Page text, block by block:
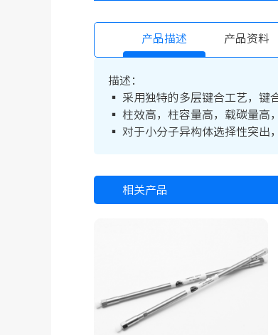
产品描述 产品资料
描述：
▪ 采用独特的多层键合工艺，键
▪ 柱效高，柱容量高，载碳量高
▪ 对于小分子异构体选择性突出
相关产品